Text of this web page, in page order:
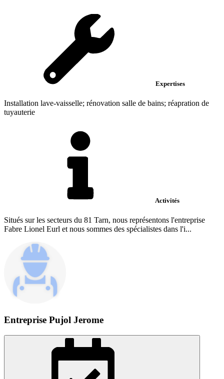
Expertises
Installation lave-vaisselle; rénovation salle de bains; réapration de
tuyauterie
Activités
Situés sur les secteurs du 81 Tarn, nous représentons l'entreprise
Fabre Lionel Eurl et nous sommes des spécialistes dans l'i...
Entreprise Pujol Jerome